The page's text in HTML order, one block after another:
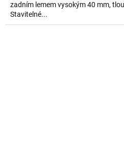
zadním lemem vysokým 40 mm,
Stavitelné...